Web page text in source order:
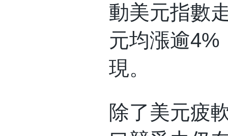
動美元指數
元均漲逾4%
現。
除了美元疲